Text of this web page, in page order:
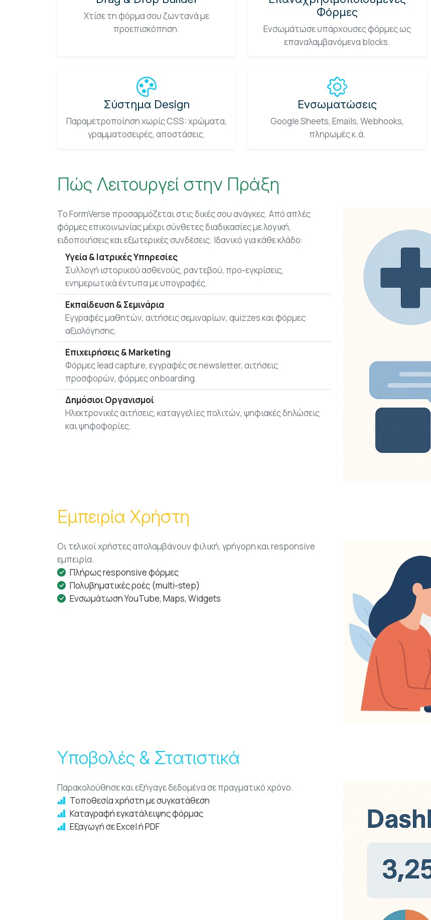
Χτίσε τη φόρμα σου ζωντανά με
προεπισκόπηση.
Φόρμες
Ενσωμάτωσε υπάρχουσες φόρμες ως
επαναλαμβανόμενα blocks.
Σύστημα Design
Παραμετροποίηση χωρίς CSS: χρώματα,
γραμματοσειρές, αποστάσεις.
Ενσωματώσεις
Google Sheets, Emails, Webhooks,
πληρωμές κ.ά.
Πώς Λειτουργεί στην Πράξη
Το FormVerse προσαρμόζεται στις δικές σου ανάγκες. Από απλές
φόρμες επικοινωνίας μέχρι σύνθετες διαδικασίες με λογική,
ειδοποιήσεις και εξωτερικές συνδέσεις. Ιδανικό για κάθε κλάδο:
Υγεία & Ιατρικές Υπηρεσίες
Συλλογή ιστορικού ασθενούς, ραντεβού, προ-εγκρίσεις,
ενημερωτικά έντυπα με υπογραφές.
Εκπαίδευση & Σεμινάρια
Εγγραφές μαθητών, αιτήσεις σεμιναρίων, quizzes και φόρμες
αξιολόγησης.
Επιχειρήσεις & Marketing
Φόρμες lead capture, εγγραφές σε newsletter, αιτήσεις
προσφορών, φόρμες onboarding.
Δημόσιοι Οργανισμοί
Ηλεκτρονικές αιτήσεις, καταγγελίες πολιτών, ψηφιακές δηλώσεις
και ψηφοφορίες.
Εμπειρία Χρήστη
Οι τελικοί χρήστες απολαμβάνουν φιλική, γρήγορη και responsive
εμπειρία.
Πλήρως responsive φόρμες
Πολυβηματικές ροές (multi-step)
Ενσωμάτωση YouTube, Maps, Widgets
Υποβολές & Στατιστικά
Παρακολούθησε και εξήγαγε δεδομένα σε πραγματικό χρόνο.
Τοποθεσία χρήστη με συγκατάθεση
Καταγραφή εγκατάλειψης φόρμας
Εξαγωγή σε Excel ή PDF